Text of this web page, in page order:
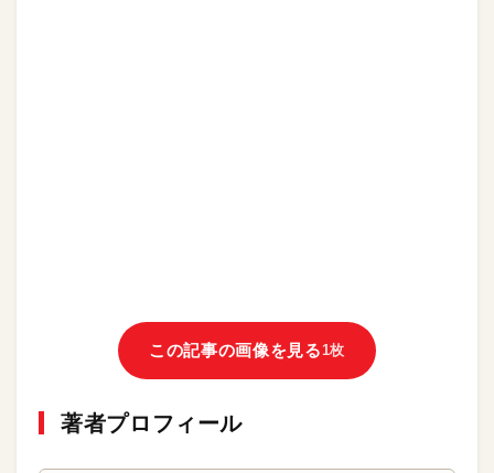
この記事の画像を見る1枚
著者プロフィール